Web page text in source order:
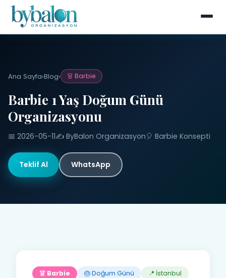
Ana Sayfa›Blog› 👗 Barbie
Barbie 1 Yaş Doğum Günü
Organizasyonu
📅 2026-05-11✍️ ByBalon Organizasyon🎈 Barbie Konsepti
Teklif Al WhatsApp
👗 Barbie 🎂 Doğum Günü 📍 İstanbul